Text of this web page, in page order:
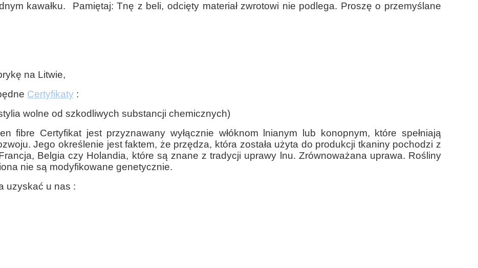
kawałku. Pamiętaj: Tnę z beli, odcięty materiał zwrotowi nie podlega. Proszę o przemyślane
na Litwie,
Certyfikaty :
wolne od szkodliwych substancji chemicznych)
fibre Certyfikat jest przyznawany wyłącznie włóknom lnianym lub konopnym, które spełniają
Jego określenie jest faktem, że przędza, która została użyta do produkcji tkaniny pochodzi z
Belgia czy Holandia, które są znane z tradycji uprawy lnu. Zrównoważana uprawa. Rośliny
nie są modyfikowane genetycznie.
uzyskać u nas :